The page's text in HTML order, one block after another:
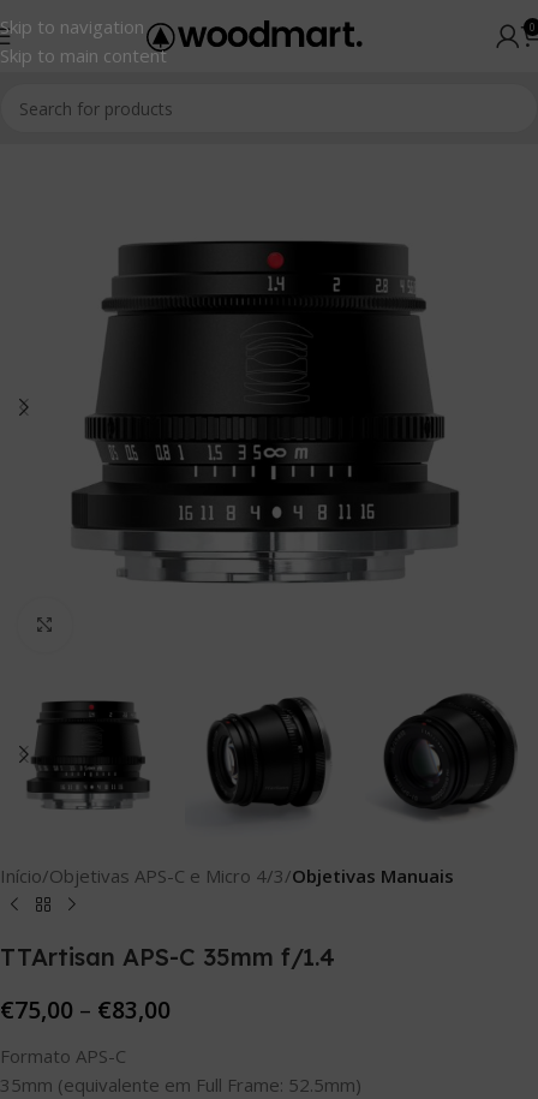
Skip to navigation
Skip to main content
0
Início Objetivas APS-C e Micro 4/3 Objetivas Manuais
TTArtisan APS-C 35mm f/1.4
€75,00 – €83,00
Formato APS-C
35mm (equivalente em Full Frame: 52.5mm)